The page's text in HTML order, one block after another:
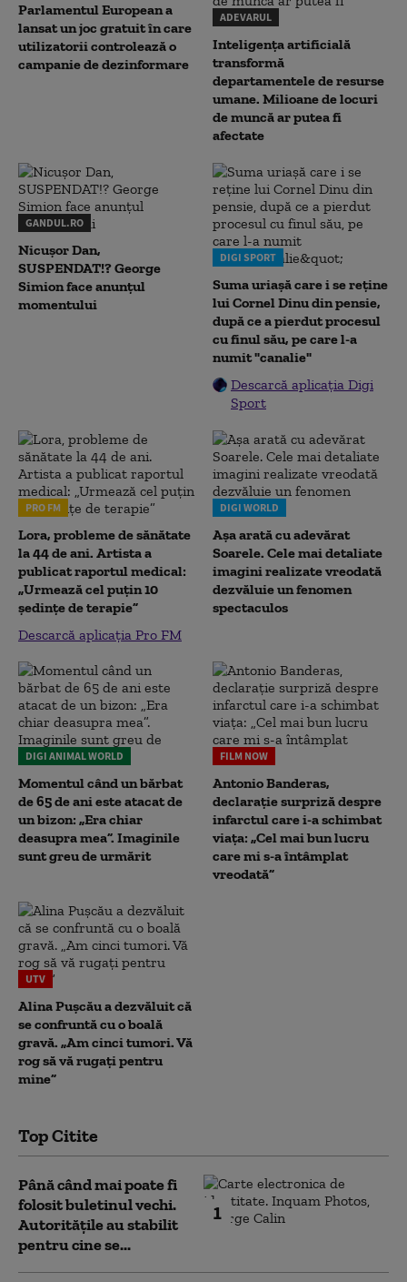
Parlamentul European a
lansat un joc gratuit în care
utilizatorii controlează o
campanie de dezinformare
ADEVARUL
Inteligența artificială
transformă
departamentele de resurse
umane. Milioane de locuri
de muncă ar putea fi
afectate
GANDUL.RO
Nicușor Dan,
SUSPENDAT!? George
Simion face anunțul
momentului
DIGI SPORT
Suma uriașă care i se reține
lui Cornel Dinu din pensie,
după ce a pierdut procesul
cu finul său, pe care l-a
numit "canalie"
Descarcă aplicația Digi
Sport
PRO FM
Lora, probleme de sănătate
la 44 de ani. Artista a
publicat raportul medical:
„Urmează cel puțin 10
ședințe de terapie”
Descarcă aplicația Pro FM
DIGI WORLD
Așa arată cu adevărat
Soarele. Cele mai detaliate
imagini realizate vreodată
dezvăluie un fenomen
spectaculos
DIGI ANIMAL WORLD
Momentul când un bărbat
de 65 de ani este atacat de
un bizon: „Era chiar
deasupra mea”. Imaginile
sunt greu de urmărit
FILM NOW
Antonio Banderas,
declarație surpriză despre
infarctul care i-a schimbat
viața: „Cel mai bun lucru
care mi s-a întâmplat
vreodată”
UTV
Alina Pușcău a dezvăluit că
se confruntă cu o boală
gravă. „Am cinci tumori. Vă
rog să vă rugați pentru
mine”
Top Citite
1
Până când mai poate fi
folosit buletinul vechi.
Autoritățile au stabilit
pentru cine se...